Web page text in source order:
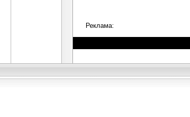
Реклама: